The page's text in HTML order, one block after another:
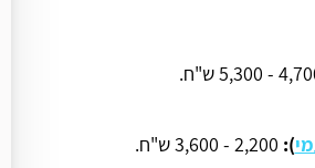
- 5,300 ש"ח.
): 2,200 - 3,600 ש"ח.